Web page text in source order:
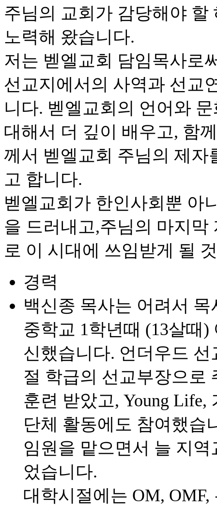
주님의 교회가 감당해야
노력해 왔습니다.
저는 벧엘교회 담임목사로
선교지에서의 사역과 선교
니다. 벧엘교회의 언어와
대해서 더 깊이 배우고, 함
께서 벧엘교회 주님의 제
고 합니다.
벧엘교회가 한인사회뿐 아
을 드러내고,주님의 마지
로 이 시대에 쓰임받게 될
경력
백신종 목사는 어려서
중학교 1학년때 (13살때
신했습니다. 언더우드
절 학급의 선교부장으로
훈련 받았고, Young
단체 활동에도 참여했습
임원을 맡으면서 늘 지
었습니다.
대학시절에는 OM,